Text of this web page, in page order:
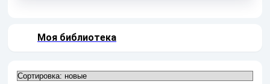
Моя библиотека